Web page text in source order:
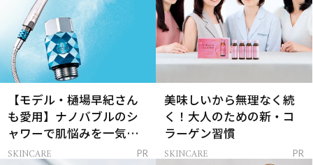
【モデル・樋場早紀さん
も愛用】ナノバブルのシ
ャワーで肌悩みを一気に
解決
SKINCARE PR
美味しいから無理なく続
く！大人のための新・コ
ラーゲン習慣
SKINCARE PR